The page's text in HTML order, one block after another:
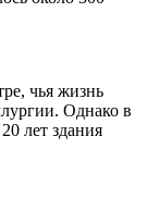
чья жизнь
Однако в
лет здания